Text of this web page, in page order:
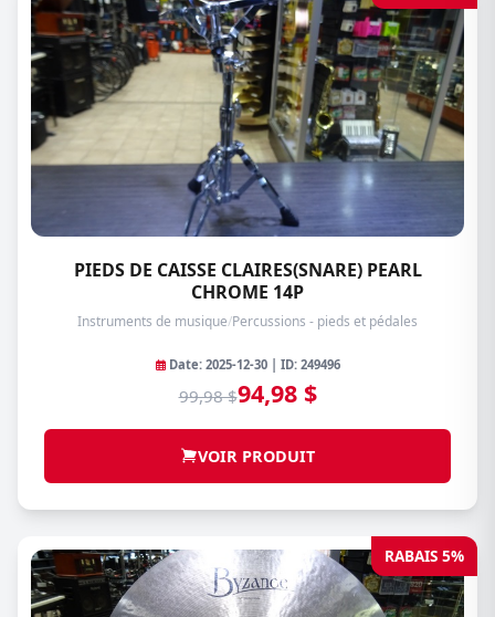
PIEDS DE CAISSE CLAIRES(SNARE) PEARL
CHROME 14P
Instruments de musique/Percussions - pieds et pédales
Date: 2025-12-30 | ID: 249496
99,98 $94,98 $
VOIR PRODUIT
RABAIS 5%